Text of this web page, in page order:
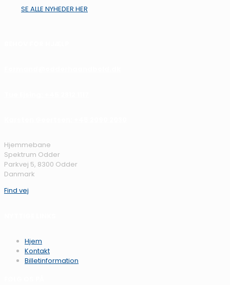
SE ALLE NYHEDER HER
Hjemmebane
Spektrum Odder
Parkvej 5, 8300 Odder
Danmark
Find vej
Hjem
Kontakt
Billetinformation